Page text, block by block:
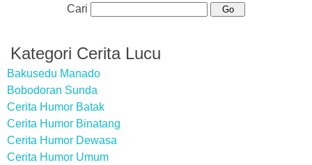
Cari
Kategori Cerita Lucu
Bakusedu Manado
Bobodoran Sunda
Cerita Humor Batak
Cerita Humor Binatang
Cerita Humor Dewasa
Cerita Humor Umum